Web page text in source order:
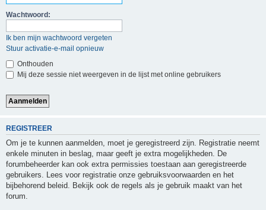
Wachtwoord:
Ik ben mijn wachtwoord vergeten
Stuur activatie-e-mail opnieuw
Onthouden
Mij deze sessie niet weergeven in de lijst met online gebruikers
REGISTREER
Om je te kunnen aanmelden, moet je geregistreerd zijn. Registratie neemt
enkele minuten in beslag, maar geeft je extra mogelijkheden. De
forumbeheerder kan ook extra permissies toestaan aan geregistreerde
gebruikers. Lees voor registratie onze gebruiksvoorwaarden en het
bijbehorend beleid. Bekijk ook de regels als je gebruik maakt van het
forum.